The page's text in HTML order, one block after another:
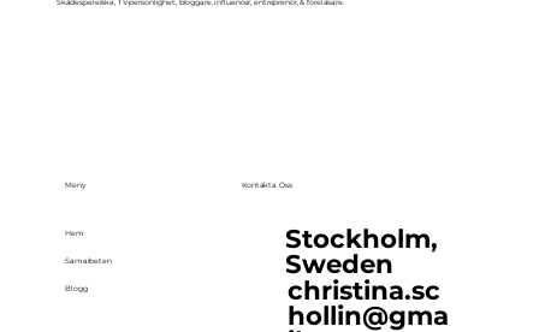
Skådespelerska, TV-personlighet, bloggare, influencer, entreprenör, & föreläsare.
Meny
Hem
Samarbeten
Blogg
Kontakta Oss
Stockholm,
Sweden
christina.sc
hollin@gma